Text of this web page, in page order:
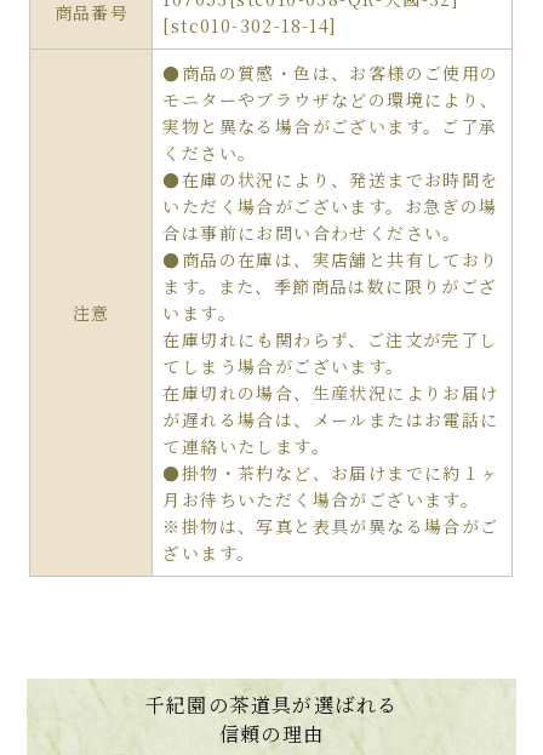
商品番号
[stc010-302-18-14]
注意
●商品の質感・色は、お客様のご使用の
モニターやブラウザなどの環境により、
実物と異なる場合がございます。ご了承
ください。
●在庫の状況により、発送までお時間を
いただく場合がございます。お急ぎの場
合は事前にお問い合わせください。
●商品の在庫は、実店舗と共有しており
ます。また、季節商品は数に限りがござ
います。
在庫切れにも関わらず、ご注文が完了し
てしまう場合がございます。
在庫切れの場合、生産状況によりお届け
が遅れる場合は、メールまたはお電話に
て連絡いたします。
●掛物・茶杓など、お届けまでに約１ヶ
月お待ちいただく場合がございます。
※掛物は、写真と表具が異なる場合がご
ざいます。
千紀園の茶道具が選ばれる
信頼の理由